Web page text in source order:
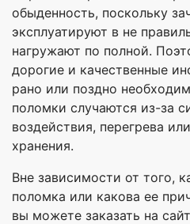
обыденность, поскольку
эксплуатируют в не
нагружают по полной.
дорогие и качественные
рано или поздно
поломки случаются из-за
воздействия, перегрева
хранения.
Вне зависимости от того,
поломка или какова ее
вы можете заказать на